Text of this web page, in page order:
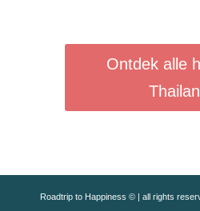
Ontdek alle
Roadtrip to Happiness © | all rights